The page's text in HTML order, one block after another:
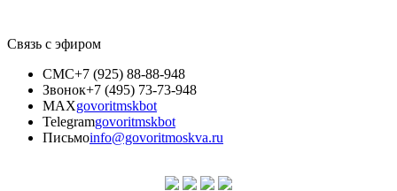
Связь с эфиром
СМС+7 (925) 88-88-948
Звонок+7 (495) 73-73-948
MAXgovoritmskbot
Telegramgovoritmskbot
Письмоinfo@govoritmoskva.ru